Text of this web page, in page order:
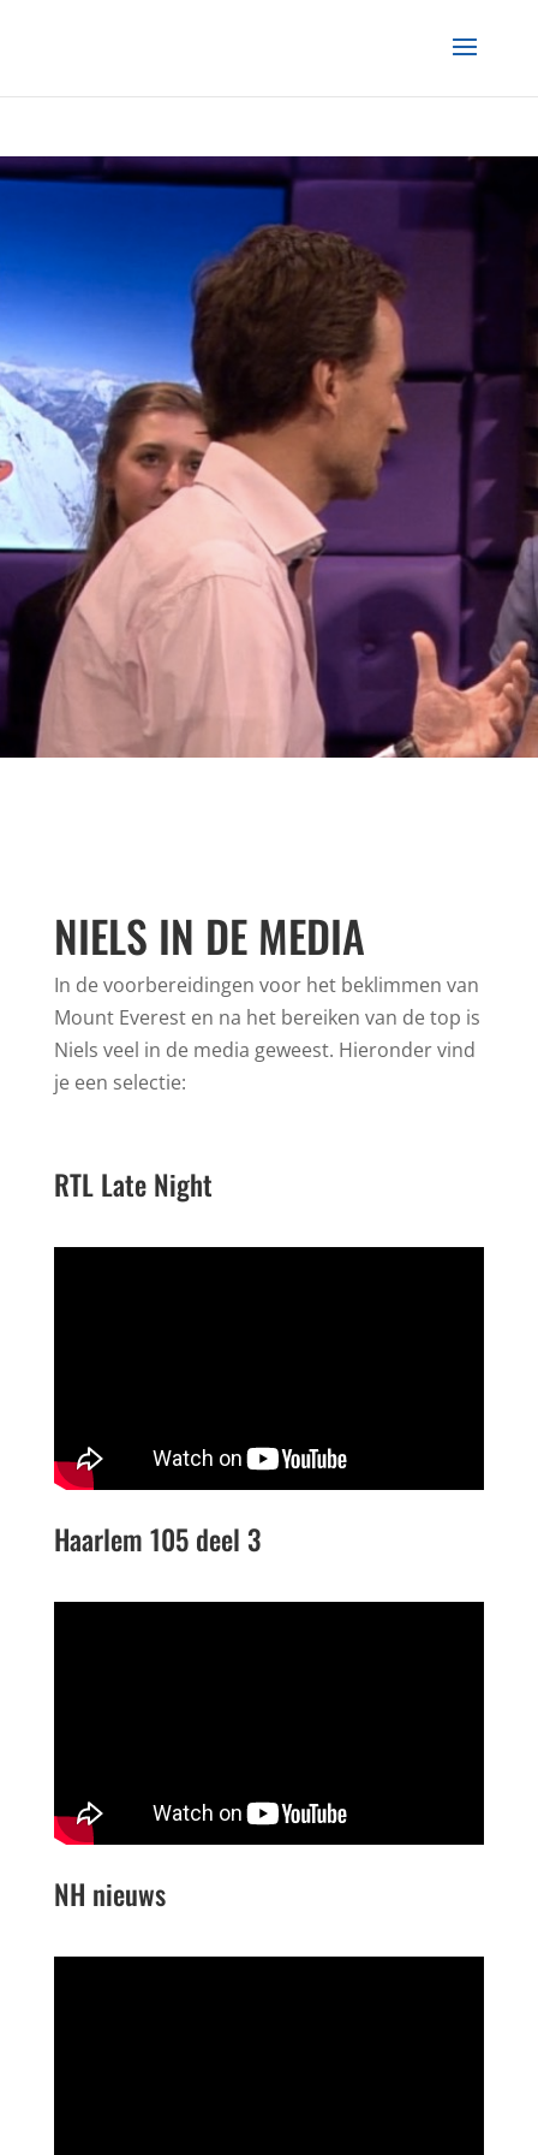
NIELS IN DE MEDIA
In de voorbereidingen voor het beklimmen van
Mount Everest en na het bereiken van de top is
Niels veel in de media geweest. Hieronder vind
je een selectie:
RTL Late Night
Haarlem 105 deel 3
NH nieuws